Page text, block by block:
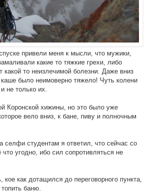
привели меня к мысли, что мужики,
какие то тяжкие грехи, либо
какой то неизлечимой болезни. Даже вниз
было неимоверно тяжело! Чуть колени
не только их.
Коронской хижины, но это было уже
вело вниз, к бане, пиву и полночным
селфи студентам я ответил, что сейчас со
угодно, ибо сил сопротивляться не
кое как дотащился до переговорного пункта,
баню.